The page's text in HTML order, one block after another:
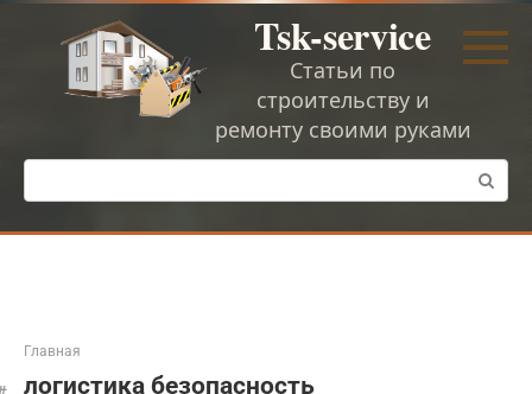
Перейти
Tsk-service
Статьи по
строительству и
ремонту своими руками
Поиск:
Главная
логистика безопасность